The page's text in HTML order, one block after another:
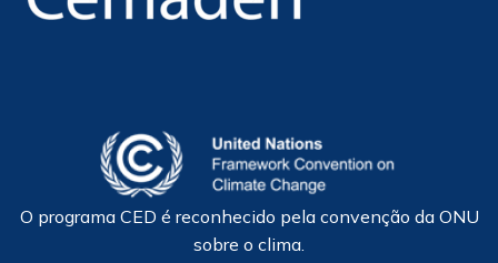
O programa CED é reconhecido pela convenção da ONU
sobre o clima.